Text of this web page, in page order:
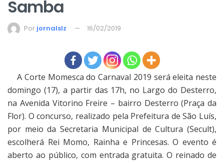
Samba
Por jornalslz 16/02/2019
A Corte Momesca do Carnaval 2019 será eleita neste
domingo (17), a partir das 17h, no Largo do Desterro,
na Avenida Vitorino Freire – bairro Desterro (Praça da
Flor). O concurso, realizado pela Prefeitura de São Luís,
por meio da Secretaria Municipal de Cultura (Secult),
escolherá Rei Momo, Rainha e Princesas. O evento é
aberto ao público, com entrada gratuita. O reinado de